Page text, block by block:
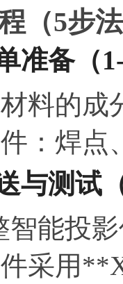
（5步
准备（
料的成
：焊点
与测试
智能投
采用